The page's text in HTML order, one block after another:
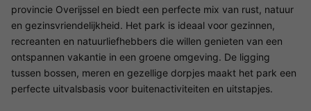
provincie Overijssel en biedt een perfecte mix van rust, natuur
en gezinsvriendelijkheid. Het park is ideaal voor gezinnen,
recreanten en natuurliefhebbers die willen genieten van een
ontspannen vakantie in een groene omgeving. De ligging
tussen bossen, meren en gezellige dorpjes maakt het park een
perfecte uitvalsbasis voor buitenactiviteiten en uitstapjes.